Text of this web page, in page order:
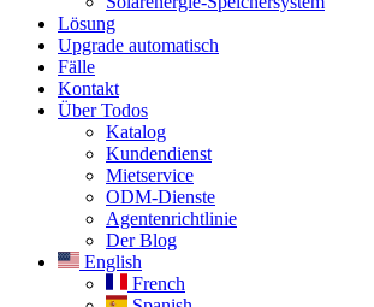
Lösung​
Upgrade automatisch
Fälle
Kontakt
Über Todos
Katalog
Kundendienst
Mietservice
ODM-Dienste
Agentenrichtlinie
Der Blog
English
French